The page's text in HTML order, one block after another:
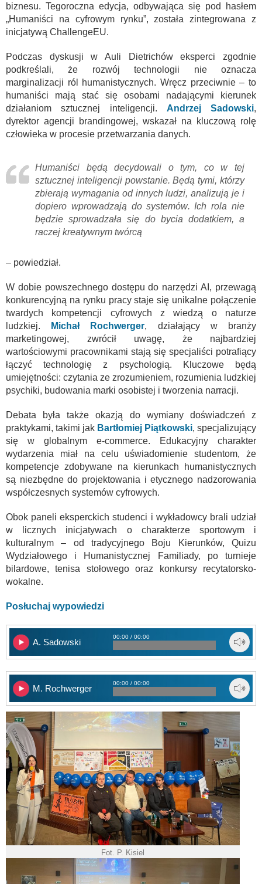
biznesu. Tegoroczna edycja, odbywająca się pod hasłem
„Humaniści na cyfrowym rynku”, została zintegrowana z
inicjatywą ChallengeEU.
Podczas dyskusji w Auli Dietrichów eksperci zgodnie
podkreślali, że rozwój technologii nie oznacza
marginalizacji ról humanistycznych. Wręcz przeciwnie – to
humaniści mają stać się osobami nadającymi kierunek
działaniom sztucznej inteligencji. Andrzej Sadowski,
dyrektor agencji brandingowej, wskazał na kluczową rolę
człowieka w procesie przetwarzania danych.
Humaniści będą decydowali o tym, co w tej
sztucznej inteligencji powstanie. Będą tymi, którzy
zbierają wymagania od innych ludzi, analizują je i
dopiero wprowadzają do systemów. Ich rola nie
będzie sprowadzała się do bycia dodatkiem, a
raczej kreatywnym twórcą
– powiedział.
W dobie powszechnego dostępu do narzędzi AI, przewagą
konkurencyjną na rynku pracy staje się unikalne połączenie
twardych kompetencji cyfrowych z wiedzą o naturze
ludzkiej.
Michał Rochwerger, działający w branży
marketingowej, zwrócił uwagę, że najbardziej
wartościowymi pracownikami stają się specjaliści potrafiący
łączyć technologię z psychologią. Kluczowe będą
umiejętności: czytania ze zrozumieniem, rozumienia ludzkiej
psychiki, budowania marki osobistej i tworzenia narracji.
Debata była także okazją do wymiany doświadczeń z
praktykami, takimi jak Bartłomiej Piątkowski, specjalizujący
się w globalnym e-commerce. Edukacyjny charakter
wydarzenia miał na celu uświadomienie studentom, że
kompetencje zdobywane na kierunkach humanistycznych
są niezbędne do projektowania i etycznego nadzorowania
współczesnych systemów cyfrowych.
Obok paneli eksperckich studenci i wykładowcy brali udział
w licznych inicjatywach o charakterze sportowym i
kulturalnym – od tradycyjnego Boju Kierunków, Quizu
Wydziałowego i Humanistycznej Familiady, po turnieje
bilardowe, tenisa stołowego oraz konkursy recytatorsko-
wokalne.
Posłuchaj wypowiedzi
A. Sadowski
00:00 / 00:00
M. Rochwerger
00:00 / 00:00
Fot. P. Kisiel